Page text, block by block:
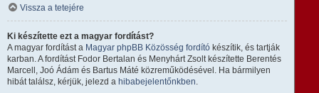
Vissza a tetejére
Ki készítette ezt a magyar fordítást?
A magyar fordítást a Magyar phpBB Közösség fordító készítik, és tartják
karban. A fordítást Fodor Bertalan és Menyhárt Zsolt készítette Berentés
Marcell, Joó Ádám és Bartus Máté közreműködésével. Ha bármilyen
hibát találsz, kérjük, jelezd a hibabejelentőnkben.